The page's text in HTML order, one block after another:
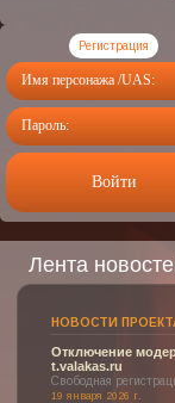
Регистрация
Имя персонажа /UAS:
Пароль:
Войти
Лента
НОВОСТИ
Отключение
t.valakas.ru
Свободная
19 января 2026 г.